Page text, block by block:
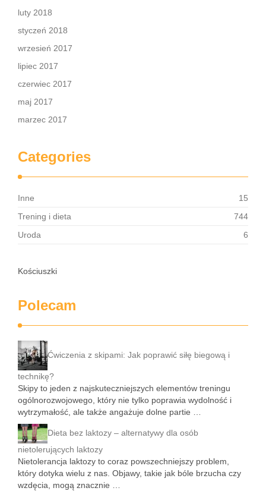
luty 2018
styczeń 2018
wrzesień 2017
lipiec 2017
czerwiec 2017
maj 2017
marzec 2017
Categories
Inne
15
Trening i dieta
744
Uroda
6
Kościuszki
Polecam
Ćwiczenia z skipami: Jak poprawić siłę biegową i
technikę?
Skipy to jeden z najskuteczniejszych elementów treningu
ogólnorozwojowego, który nie tylko poprawia wydolność i
wytrzymałość, ale także angażuje dolne partie …
Dieta bez laktozy – alternatywy dla osób
nietolerujących laktozy
Nietolerancja laktozy to coraz powszechniejszy problem,
który dotyka wielu z nas. Objawy, takie jak bóle brzucha czy
wzdęcia, mogą znacznie …